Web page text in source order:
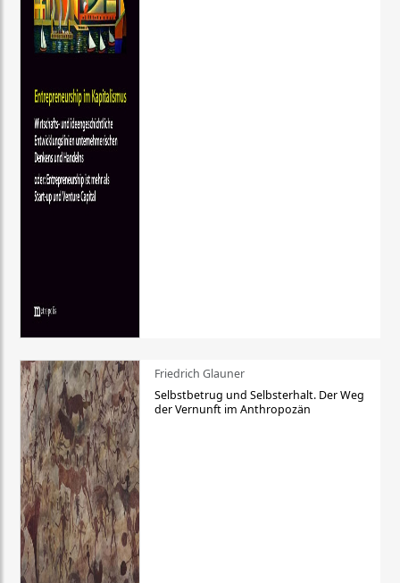
Friedrich Glauner
Selbstbetrug und Selbsterhalt. Der Weg
der Vernunft im Anthropozän